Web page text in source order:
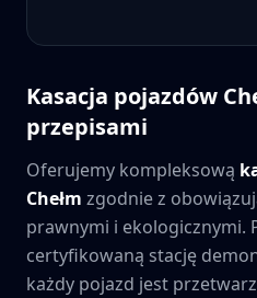
Kasacja pojazdów
przepisami
Oferujemy kompleksową
Chełm zgodnie z
prawnymi i ekologicznymi.
certyfikowaną stację
każdy pojazd jest